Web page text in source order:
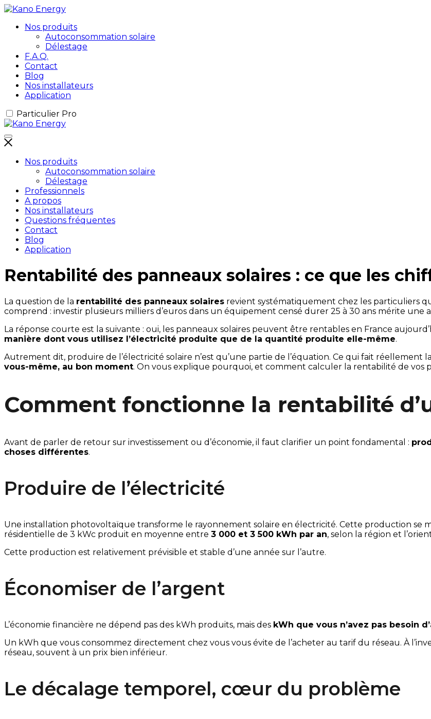
Nos produits
Autoconsommation solaire
Délestage
F.A.Q.
Contact
Blog
Nos installateurs
Application
Particulier Pro
Nos produits
Autoconsommation solaire
Délestage
Professionnels
A propos
Nos installateurs
Questions fréquentes
Contact
Blog
Application
Rentabilité des panneaux solaires : ce que les
La question de la rentabilité des panneaux solaires revient systématiquement chez les particuliers
comprend : investir plusieurs milliers d’euros dans un équipement censé durer 25 à 30 ans mérite une
La réponse courte est la suivante : oui, les panneaux solaires peuvent être rentables en France
manière dont vous utilisez l’électricité produite que de la quantité produite elle-même.
Autrement dit, produire de l’électricité solaire n’est qu’une partie de l’équation. Ce qui fait réellement
vous-même, au bon moment. On vous explique pourquoi, et comment calculer la rentabilité de vos
Comment fonctionne la rentabilité
Avant de parler de retour sur investissement ou d’économie, il faut clarifier un point fondamental :
choses différentes.
Produire de l’électricité
Une installation photovoltaïque transforme le rayonnement solaire en électricité. Cette production se
résidentielle de 3 kWc produit en moyenne entre 3 000 et 3 500 kWh par an, selon la région et
Cette production est relativement prévisible et stable d’une année sur l’autre.
Économiser de l’argent
L’économie financière ne dépend pas des kWh produits, mais des kWh que vous n’avez pas besoin
Un kWh que vous consommez directement chez vous vous évite de l’acheter au tarif du réseau. À
réseau, souvent à un prix bien inférieur.
Le décalage temporel, cœur du problème